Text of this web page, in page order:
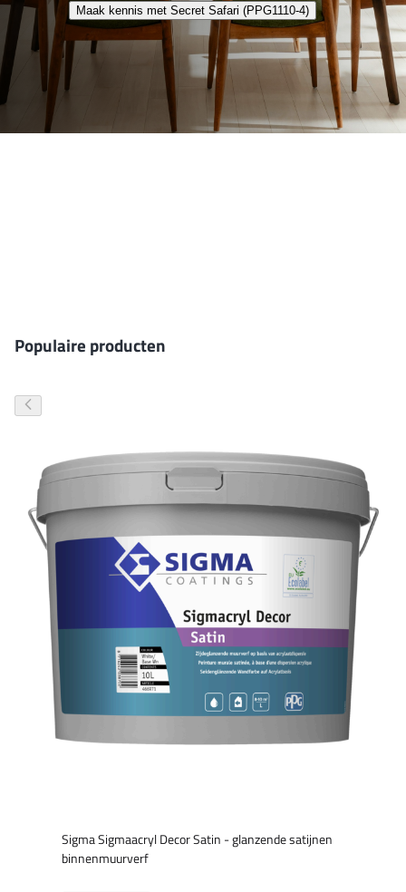
Maak kennis met Secret Safari (PPG1110-4)
Populaire producten
Sigma Sigmaacryl Decor Satin - glanzende satijnen
binnenmuurverf